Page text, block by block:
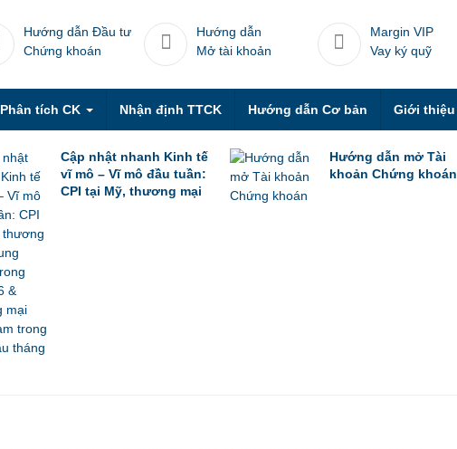
Hướng dẫn Đầu tư
Chứng khoán
Hướng dẫn
Mở tài khoản
Margin VIP
Vay ký quỹ
Phân tích CK Nhận định TTCK Hướng dẫn Cơ bản Giới thiệu
Cập nhật nhanh Kinh tế
vĩ mô – Vĩ mô đầu tuần:
CPI tại Mỹ, thương mại
Hướng dẫn mở Tài
khoản Chứng khoán